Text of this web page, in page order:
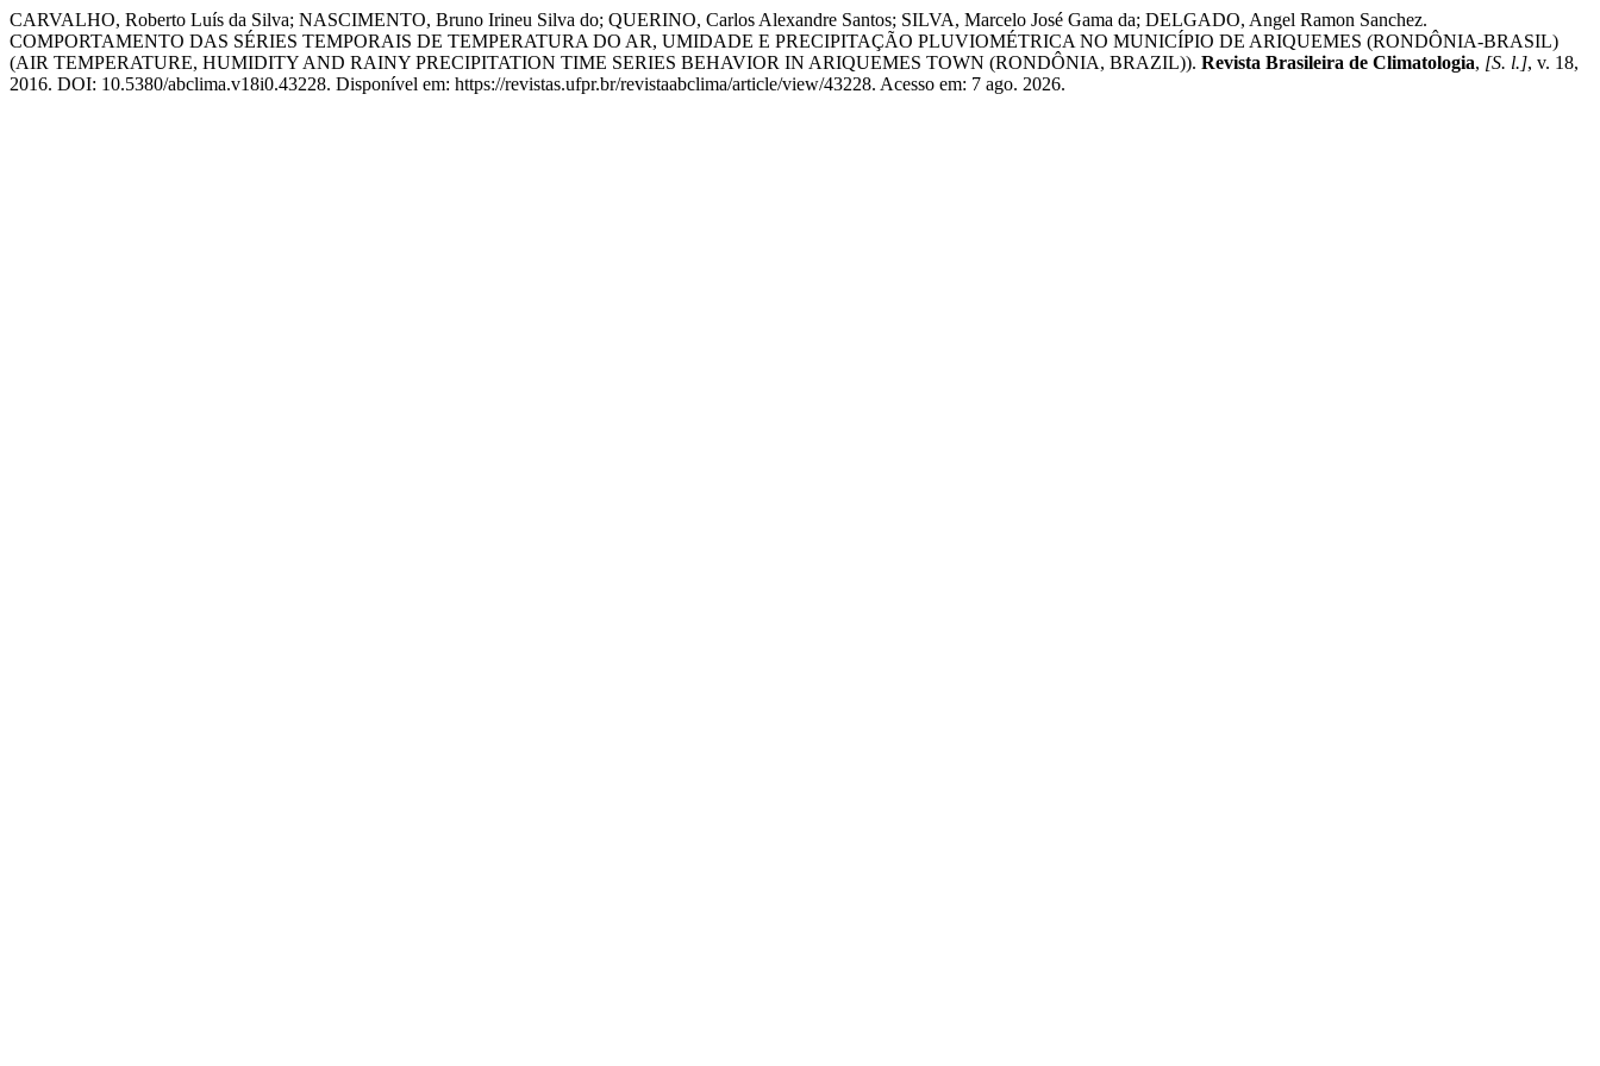
CARVALHO, Roberto Luís da Silva; NASCIMENTO, Bruno Irineu Silva do; QUERINO, Carlos Alexandre Santos; SILVA, Marcelo José Gama da; DELGADO, Angel Ramon Sanchez.
COMPORTAMENTO DAS SÉRIES TEMPORAIS DE TEMPERATURA DO AR, UMIDADE E PRECIPITAÇÃO PLUVIOMÉTRICA NO MUNICÍPIO DE ARIQUEMES (RONDÔNIA-BRASIL)
(AIR TEMPERATURE, HUMIDITY AND RAINY PRECIPITATION TIME SERIES BEHAVIOR IN ARIQUEMES TOWN (RONDÔNIA, BRAZIL)). Revista Brasileira de Climatologia, [S. l.], v. 18,
2016. DOI: 10.5380/abclima.v18i0.43228. Disponível em: https://revistas.ufpr.br/revistaabclima/article/view/43228. Acesso em: 7 ago. 2026.